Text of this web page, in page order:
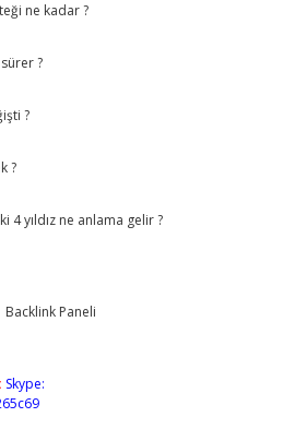
ne kadar ?
?
?
?
4 yıldız ne anlama gelir ?
Skype: